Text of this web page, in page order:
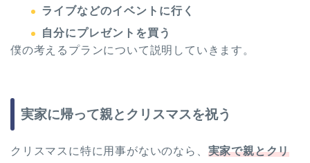
ライブなどのイベントに行く
自分にプレゼントを買う
僕の考えるプランについて説明していきます。
実家に帰って親とクリスマスを祝う
クリスマスに特に用事がないのなら、 実家で親とクリ